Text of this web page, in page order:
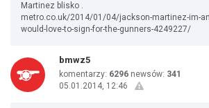
Martinez blisko .
metro.co.uk/2014/01/04/jackson-martinez-im-
would-love-to-sign-for-the-gunners-4249227/
bmwz5
komentarzy: 6296 newsów: 341
05.01.2014, 12:46